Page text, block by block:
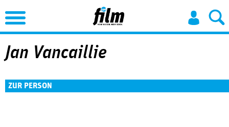
Jump to Navigation
Jan Vancaillie
ZUR PERSON